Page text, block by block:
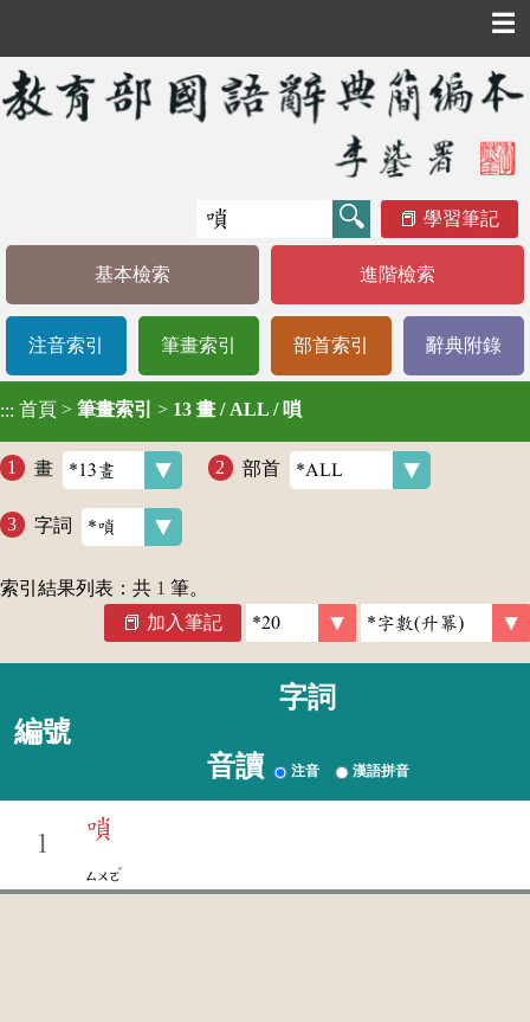
☰
學習筆記
基本檢索 進階檢索
注音索引 筆畫索引 部首索引 辭典附錄
::: 首頁 > 筆畫索引 > 13 畫 / ALL / 嗩
畫 部首
字詞
索引結果列表：共 1 筆。
加入筆記
編號
字詞
音讀 注音 漢語拼音
1
嗩
ㄙㄨㄛ
ˇ